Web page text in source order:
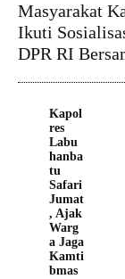
Masyarakat
Ikuti
DPR RI
Kapol
res
Labu
hanba
tu
Safari
Jumat
, Ajak
Warg
a Jaga
Kamti
bmas